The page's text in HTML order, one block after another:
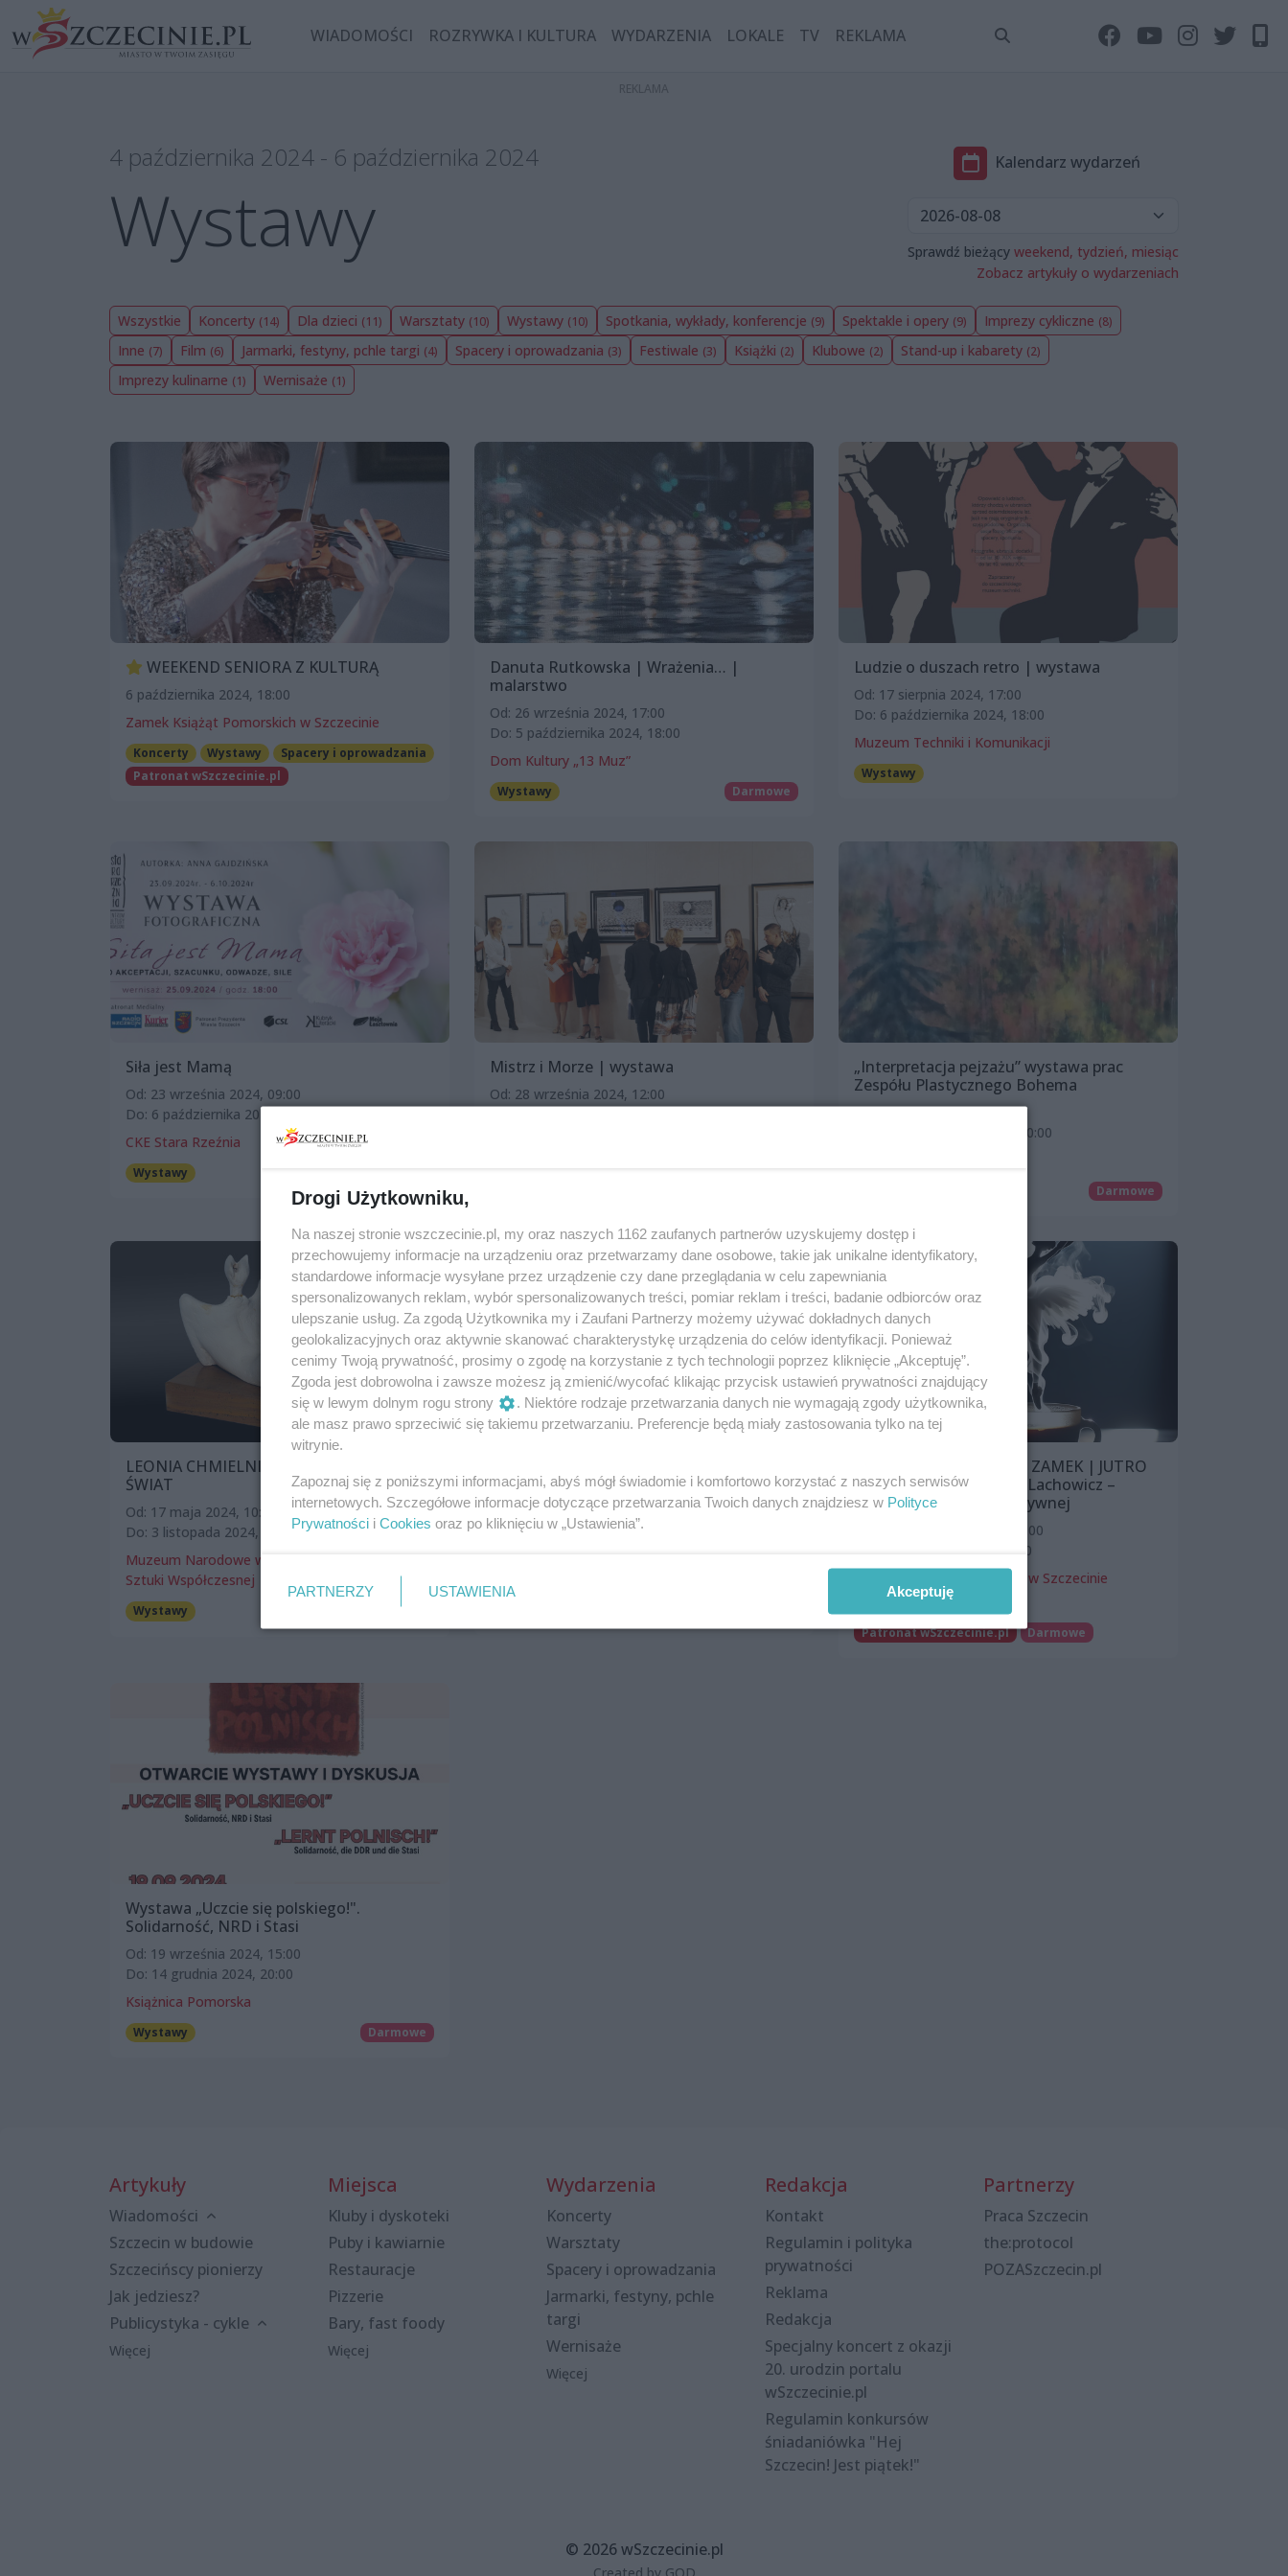
WIADOMOŚCI ROZRYWKA I KULTURA WYDARZENIA LOKALE TV REKLAMA
4 października 2024 - 6 października 2024
Wystawy
Kalendarz wydarzeń
Sprawdź bieżący weekend, tydzień, miesiąc
Zobacz artykuły o wydarzeniach
Wszystkie Koncerty (14) Dla dzieci (11) Warsztaty (10) Wystawy (10) Spotkania, wykłady, konferencje (9) Spektakle i opery (9) Imprezy cykliczne (8)
Inne (7) Film (6) Jarmarki, festyny, pchle targi (4) Spacery i oprowadzania (3) Festiwale (3) Książki (2) Klubowe (2) Stand-up i kabarety (2)
Imprezy kulinarne (1) Wernisaże (1)
WEEKEND SENIORA Z KULTURĄ
6 października 2024, 18:00
Zamek Książąt Pomorskich w Szczecinie
Koncerty Wystawy
Spacery i oprowadzania
Patronat wSzczecinie.pl
Danuta Rutkowska | Wrażenia… |
malarstwo
Od: 26 września 2024, 17:00
Do: 5 października 2024, 18:00
Dom Kultury „13 Muz”
Wystawy Darmowe
Ludzie o duszach retro | wystawa
Od: 17 sierpnia 2024, 17:00
Do: 6 października 2024, 18:00
Muzeum Techniki i Komunikacji
Wystawy
Siła jest Mamą
Od: 23 września 2024, 09:00
Do: 6 października 2024, 20:00
CKE Stara Rzeźnia
Wystawy
Mistrz i Morze | wystawa
Od: 28 września 2024, 12:00
„Interpretacja pejzażu” wystawa prac
Zespółu Plastycznego Bohema
Od: 2 września 2024, 17:00
Do: 31 października 2024, 20:00
Darmowe
LEONIA CHMIELNIK | MÓJ ŚWIAT – NASZ
ŚWIAT
Od: 17 maja 2024, 10:00
Do: 3 listopada 2024, 18:00
Muzeum Narodowe w Szczecinie – Muzeum
Sztuki Współczesnej
Wystawy
Wystawa w ramach Kyiv Biennial |
wystawa
Od: 22 sierpnia 2024, 19:00
WYSTAWA FOTOKLUBU ZAMEK | JUTRO
JEST TERAZ – Krzysztof Lachowicz –
wystawa sztuki generatywnej
Od: 2 października 2024, 18:00
Do: 17 listopada 2024, 18:00
Zamek Książąt Pomorskich w Szczecinie
Patronat wSzczecinie.pl
Darmowe
Wystawa „Uczcie się polskiego!".
Solidarność, NRD i Stasi
Od: 19 września 2024, 15:00
Do: 14 grudnia 2024, 20:00
Książnica Pomorska
Wystawy Darmowe
Artykuły
Wiadomości
Szczecin w budowie
Szczecińscy pionierzy
Jak jedziesz?
Publicystyka - cykle
Więcej
Miejsca
Kluby i dyskoteki
Puby i kawiarnie
Restauracje
Pizzerie
Bary, fast foody
Więcej
Wydarzenia
Koncerty
Warsztaty
Spacery i oprowadzania
Jarmarki, festyny, pchle
targi
Wernisaże
Więcej
Redakcja
Kontakt
Regulamin i polityka
prywatności
Reklama
Redakcja
Specjalny koncert z okazji
20. urodzin portalu
wSzczecinie.pl
Regulamin konkursów
śniadaniówka "Hej
Szczecin! Jest piątek!"
Partnerzy
Praca Szczecin
the:protocol
POZASzczecin.pl
© 2026 wSzczecinie.pl
Drogi Użytkowniku,
Na naszej stronie wszczecinie.pl, my oraz naszych 1162 zaufanych partnerów uzyskujemy dostęp i
przechowujemy informacje na urządzeniu oraz przetwarzamy dane osobowe, takie jak unikalne identyfikatory,
standardowe informacje wysyłane przez urządzenie czy dane przeglądania w celu zapewniania
spersonalizowanych reklam, wybór spersonalizowanych treści, pomiar reklam i treści, badanie odbiorców oraz
ulepszanie usług. Za zgodą Użytkownika my i Zaufani Partnerzy możemy używać dokładnych danych
geolokalizacyjnych oraz aktywnie skanować charakterystykę urządzenia do celów identyfikacji. Ponieważ
cenimy Twoją prywatność, prosimy o zgodę na korzystanie z tych technologii poprzez kliknięcie „Akceptuję”.
Zgoda jest dobrowolna i zawsze możesz ją zmienić/wycofać klikając przycisk ustawień prywatności znajdujący
się w lewym dolnym rogu strony
. Niektóre rodzaje przetwarzania danych nie wymagają zgody użytkownika,
ale masz prawo sprzeciwić się takiemu przetwarzaniu. Preferencje będą miały zastosowania tylko na tej
witrynie.
Zapoznaj się z poniższymi informacjami, abyś mógł świadomie i komfortowo korzystać z naszych serwisów
internetowych. Szczegółowe informacje dotyczące przetwarzania Twoich danych znajdziesz w Polityce
Prywatności i Cookies oraz po kliknięciu w „Ustawienia”.
PARTNERZY USTAWIENIA Akceptuję